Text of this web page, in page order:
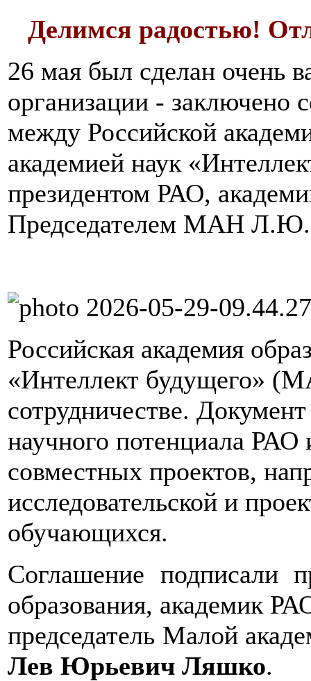
Делимся радостью!
26 мая был сделан очень
организации - заключено
между Российской
академией наук
президентом РАО,
Председателем МАН
Российская академия
«Интеллект будущего»
сотрудничестве.
научного потенциала
совместных проектов,
исследовательской и
обучающихся.
Соглашение подписали
образования, академик
председатель Малой
Лев Юрьевич Ляшко.